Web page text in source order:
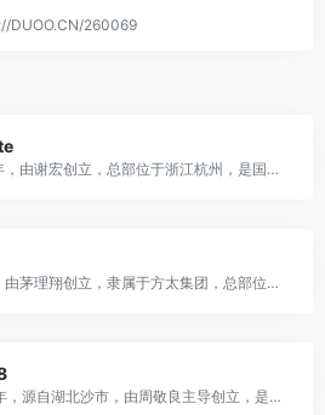
DUOO.CN/260069
贝因美始创于1992年，由谢宏创立，总部位于浙江杭州，是国产头部母婴品牌，主营婴幼儿奶粉、辅食及母婴营养品，深耕高端母婴食品领域。
方太始创于1996年，由茅理翔创立，隶属于方太集团，总部位于浙江宁波，是中国高端厨电龙头品牌，主营吸油烟机、嵌入式灶具、洗碗机、蒸烤箱、燃气热水器、净水机等智慧厨房电器产品。
活力28始创于1982年，源自湖北沙市，由周敬良主导创立，是国民经典日化品牌，主营洗衣粉、洗衣液、洗洁精等家居清洁产品。